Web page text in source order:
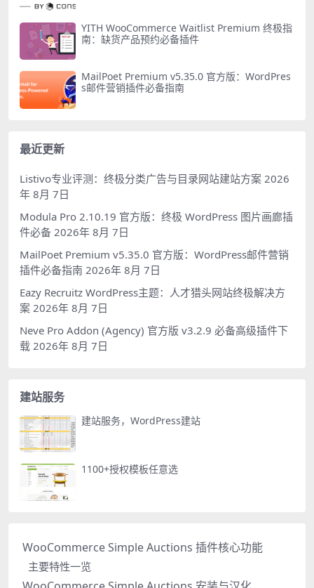
YITH WooCommerce Waitlist Premium 终极指
南：缺货产品预约必备插件
MailPoet Premium v5.35.0 官方版：WordPres
s邮件营销插件必备指南
最近更新
Listivo专业评测：终极分类广告与目录网站建站方案 2026
年 8月 7日
Modula Pro 2.10.19 官方版：终极 WordPress 图片画廊插
件必备 2026年 8月 7日
MailPoet Premium v5.35.0 官方版：WordPress邮件营销
插件必备指南 2026年 8月 7日
Eazy Recruitz WordPress主题：人才猎头网站终极解决方
案 2026年 8月 7日
Neve Pro Addon (Agency) 官方版 v3.2.9 必备高级插件下
载 2026年 8月 7日
建站服务
建站服务，WordPress建站
1100+授权模板任意选
WooCommerce Simple Auctions 插件核心功能
主要特性一览